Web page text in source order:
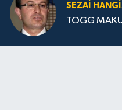
SEZAI
TOGG